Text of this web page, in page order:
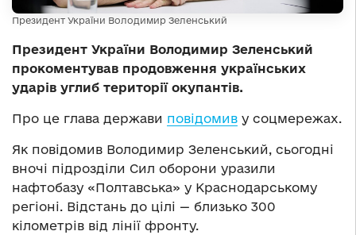
Президент України Володимир Зеленський
Президент України Володимир Зеленський
прокоментував продовження українських
ударів углиб території окупантів.
Про це глава держави повідомив у соцмережах.
Як повідомив Володимир Зеленський, сьогодні
вночі підрозділи Сил оборони уразили
нафтобазу «Полтавська» у Краснодарському
регіоні. Відстань до цілі — близько 300
кілометрів від лінії фронту.